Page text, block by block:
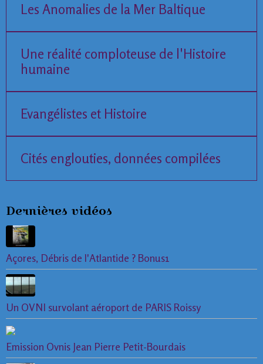
Les Anomalies de la Mer Baltique
Une réalité comploteuse de l'Histoire
humaine
Evangélistes et Histoire
Cités englouties, données compilées
Dernières vidéos
Açores, Débris de l'Atlantide ? Bonus1
Un OVNI survolant aéroport de PARIS Roissy
Emission Ovnis Jean Pierre Petit-Bourdais